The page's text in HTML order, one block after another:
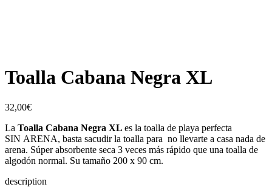
Toalla Cabana Negra XL
32,00€
La Toalla Cabana Negra XL es la toalla de playa perfecta
SIN ARENA, basta sacudir la toalla para no llevarte a casa nada de
arena. Súper absorbente seca 3 veces más rápido que una toalla de
algodón normal. Su tamaño 200 x 90 cm.
description